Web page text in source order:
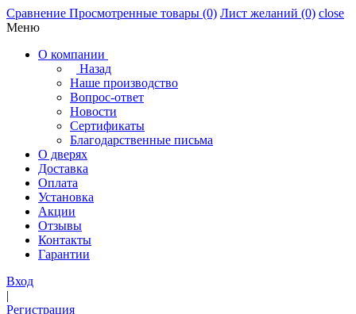
Сравнение Просмотренные товары (0) Лист желаний (0) close
Меню
О компании
Назад
Наше производство
Вопрос-ответ
Новости
Сертификаты
Благодарственные письма
О дверях
Доставка
Оплата
Установка
Акции
Отзывы
Контакты
Гарантии
Вход
|
Регистрация